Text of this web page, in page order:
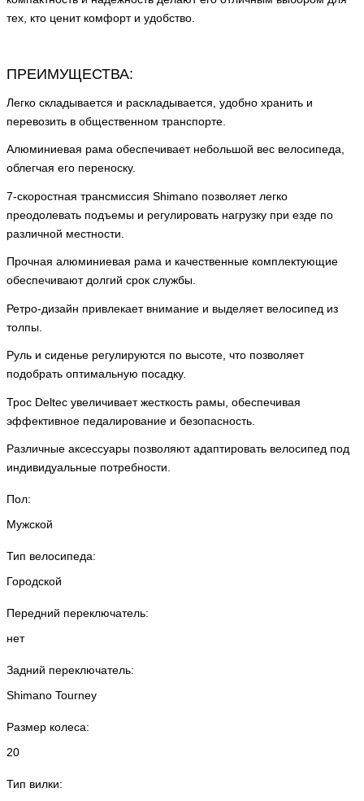
тех, кто ценит комфорт и удобство.
ПРЕИМУЩЕСТВА:
Легко складывается и раскладывается, удобно хранить и
перевозить в общественном транспорте.
Алюминиевая рама обеспечивает небольшой вес велосипеда,
облегчая его переноску.
7-скоростная трансмиссия Shimano позволяет легко
преодолевать подъемы и регулировать нагрузку при езде по
различной местности.
Прочная алюминиевая рама и качественные комплектующие
обеспечивают долгий срок службы.
Ретро-дизайн привлекает внимание и выделяет велосипед из
толпы.
Руль и сиденье регулируются по высоте, что позволяет
подобрать оптимальную посадку.
Трос Deltec увеличивает жесткость рамы, обеспечивая
эффективное педалирование и безопасность.
Различные аксессуары позволяют адаптировать велосипед под
индивидуальные потребности.
Пол:
Мужской
Тип велосипеда:
Городской
Передний переключатель:
нет
Задний переключатель:
Shimano Tourney
Размер колеса:
20
Тип вилки: